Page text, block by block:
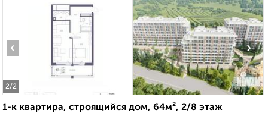
2/2
‹ ›
1-к квартира, строящийся дом, 64м², 2/8 этаж